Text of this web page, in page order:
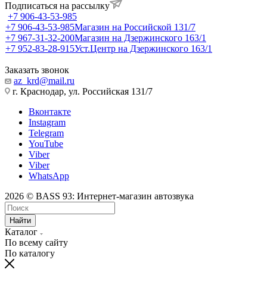
Подписаться на рассылку
+7 906-43-53-985
+7 906-43-53-985Магазин на Российской 131/7
+7 967-31-32-200Магазин на Дзержинского 163/1
+7 952-83-28-915Уст.Центр на Дзержинского 163/1
Заказать звонок
az_krd@mail.ru
г. Краснодар, ул. Российская 131/7
Вконтакте
Instagram
Telegram
YouTube
Viber
Viber
WhatsApp
2026 © BASS 93: Интернет-магазин автозвука
Найти
Каталог
По всему сайту
По каталогу